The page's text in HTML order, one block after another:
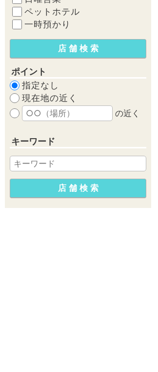
ペットホテル
一時預かり
ポイント
指定なし
現在地の近く
の近く
キーワード